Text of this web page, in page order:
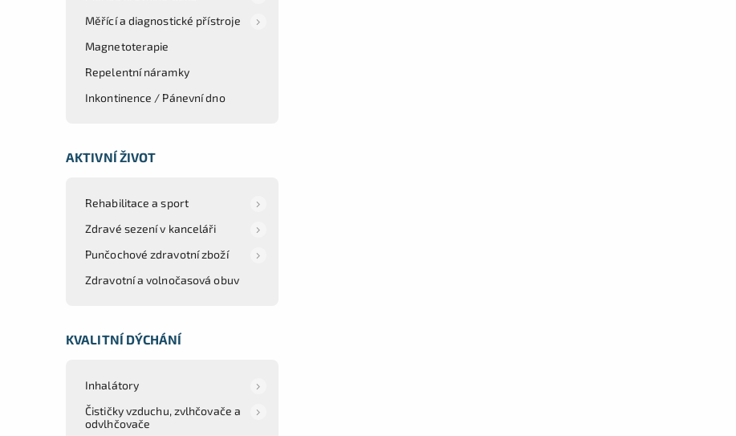
Měřící a diagnostické přístroje
Magnetoterapie
Repelentní náramky
Inkontinence / Pánevní dno
AKTIVNÍ ŽIVOT
Rehabilitace a sport
Zdravé sezení v kanceláři
Punčochové zdravotní zboží
Zdravotní a volnočasová obuv
KVALITNÍ DÝCHÁNÍ
Inhalátory
Čističky vzduchu, zvlhčovače a
odvlhčovače